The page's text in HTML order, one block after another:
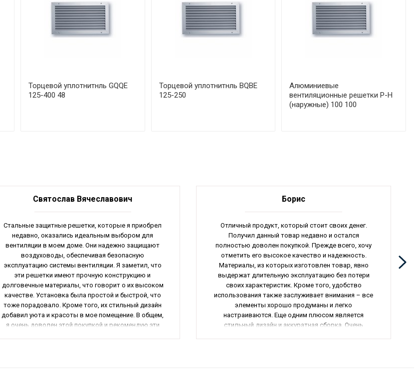
Торцевой уплотнитнль GQQE
125-400 48
Торцевой уплотнитнль BQBE
125-250
Алюминиевые
вентиляционные решетки Р-Н
(наружные) 100 100
Святослав Вячеславович
Стальные защитные решетки, которые я приобрел
недавно, оказались идеальным выбором для
вентиляции в моем доме. Они надежно защищают
воздуховоды, обеспечивая безопасную
эксплуатацию системы вентиляции. Я заметил, что
эти решетки имеют прочную конструкцию и
долговечные материалы, что говорит о их высоком
качестве. Установка была простой и быстрой, что
тоже порадовало. Кроме того, их стильный дизайн
добавил уюта и красоты в мое помещение. В общем,
я очень доволен этой покупкой и рекомендую эти
Борис
Отличный продукт, который стоит своих денег.
Получил данный товар недавно и остался
полностью доволен покупкой. Прежде всего, хочу
отметить его высокое качество и надежность.
Материалы, из которых изготовлен товар, явно
выдержат длительную эксплуатацию без потери
своих характеристик. Кроме того, удобство
использования также заслуживает внимания – все
элементы хорошо продуманы и легко
настраиваются. Еще одним плюсом является
стильный дизайн и аккуратная сборка. Очень